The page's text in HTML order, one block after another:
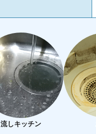
流しキッチン